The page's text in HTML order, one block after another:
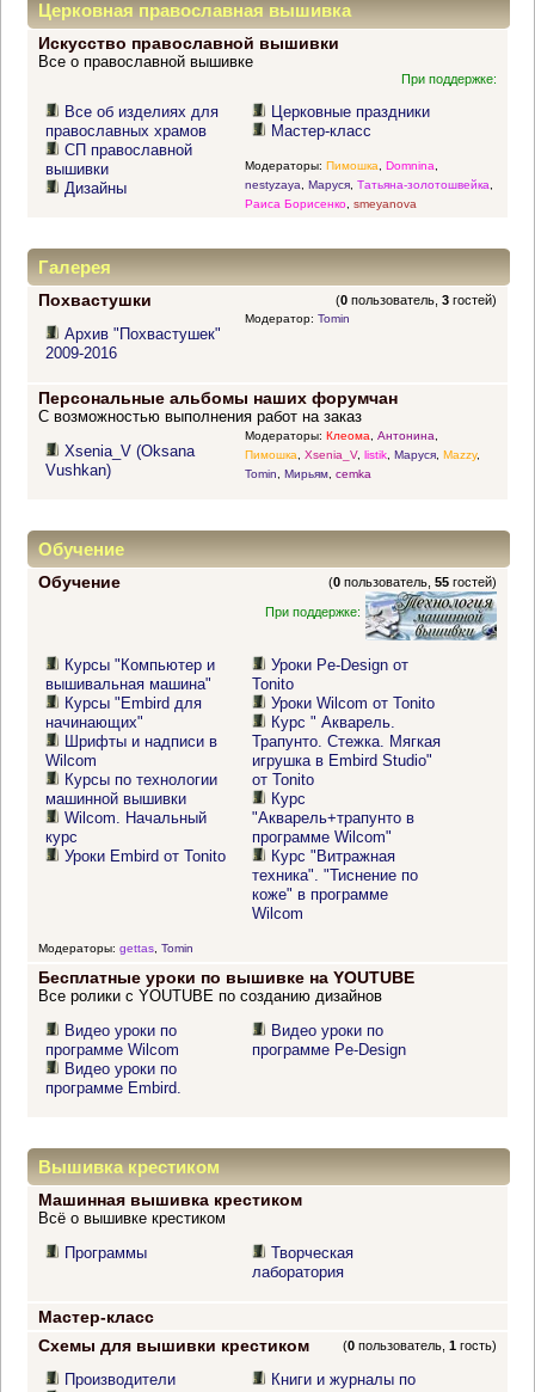
Церковная православная вышивка
Искусство православной вышивки
Все о православной вышивке
При поддержке:
Все об изделиях для
православных храмов
СП православной
вышивки
Дизайны
Церковные праздники
Мастер-класс
Модераторы: Пимошка Domnina
nestyzaya
Маруся, Татьяна-золотошвейка
Раиса Борисенко, smeyanova
Галерея
Похвастушки (0 пользователь,3 гостей)
Архив "Похвастушек"
2009-2016
Модератор: Tomin
Персональные альбомы наших форумчан
С возможностью выполнения работ на заказ
Xsenia_V (Oksana
Vushkan)
Модераторы: Клеома, Антонина,
Пимошка, Xsenia_V, listik, Маруся, Mazzy,
Tomin, Мирьям, cemka
Обучение
Обучение (0 пользователь,55 гостей)
При поддержке:
Курсы "Компьютер и
вышивальная машина"
Курсы "Embird для
начинающих"
Шрифты и надписи в
Wilcom
Курсы по технологии
машинной вышивки
Wilcom. Начальный
курс
Уроки Embird от Tonito
Уроки Pe-Design от
Tonito
Уроки Wilcom от Tonito
Курс " Акварель.
Трапунто. Стежка. Мягкая
игрушка в Embird Studio"
от Tonito
Курс
"Акварель+трапунто в
программе Wilcom"
Курс "Витражная
техника". "Тиснение по
коже" в программе
Wilcom
Модераторы: gettas, Tomin
Бесплатные уроки по вышивке на YOUTUBE
Все ролики с YOUTUBE по созданию дизайнов
Видео уроки по
программе Wilcom
Видео уроки по
программе Embird.
Видео уроки по
программе Pe-Design
Вышивка крестиком
Машинная вышивка крестиком
Всё о вышивке крестиком
Программы
Творческая
лаборатория
Мастер-класс
Схемы для вышивки крестиком
(0 пользователь,1 гость)
Производители
Книги и журналы по